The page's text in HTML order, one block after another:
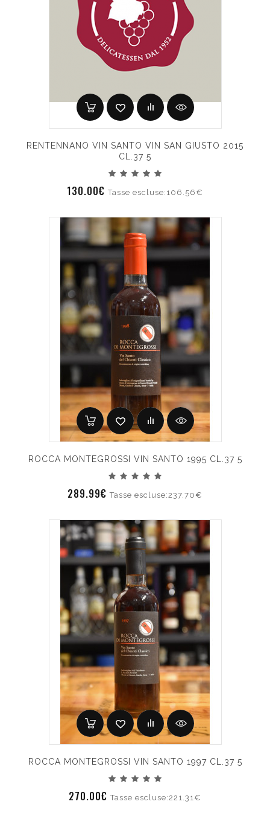
RENTENNANO VIN SANTO VIN SAN GIUSTO 2015
CL.37 5
130.00€Tasse escluse:106.56€
ROCCA MONTEGROSSI VIN SANTO 1995 CL.37 5
289.99€Tasse escluse:237.70€
ROCCA MONTEGROSSI VIN SANTO 1997 CL.37 5
270.00€Tasse escluse:221.31€